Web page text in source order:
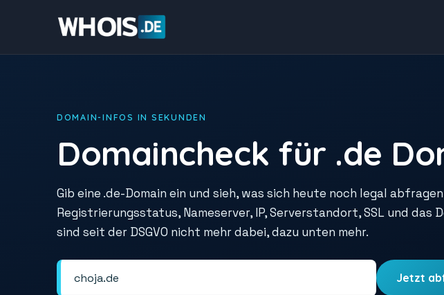
DOMAIN-INFOS IN SEKUNDEN
Domaincheck für .de
Gib eine .de-Domain ein und sieh, was sich heute noch legal
Registrierungsstatus, Nameserver, IP, Serverstandort, SSL und das
sind seit der DSGVO nicht mehr dabei, dazu unten mehr.
Jetzt